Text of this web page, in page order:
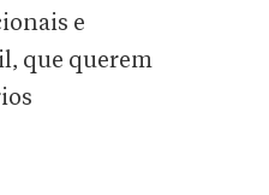
e
que querem